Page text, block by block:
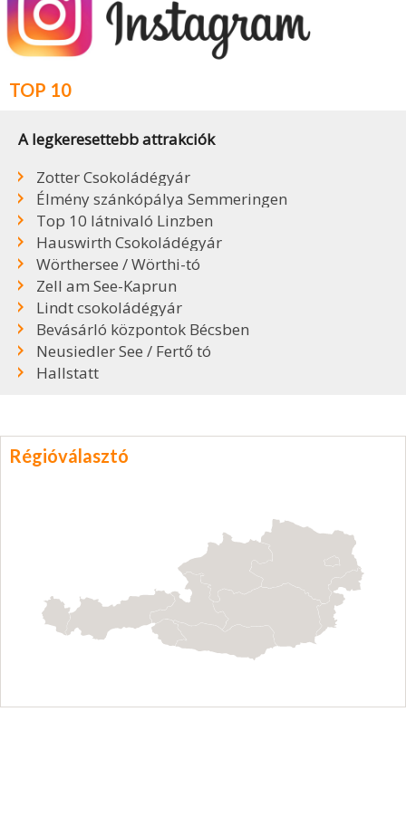
TOP 10
A legkeresettebb attrakciók
Zotter Csokoládégyár
Élmény szánkópálya Semmeringen
Top 10 látnivaló Linzben
Hauswirth Csokoládégyár
Wörthersee / Wörthi-tó
Zell am See-Kaprun
Lindt csokoládégyár
Bevásárló központok Bécsben
Neusiedler See / Fertő tó
Hallstatt
Régióválasztó